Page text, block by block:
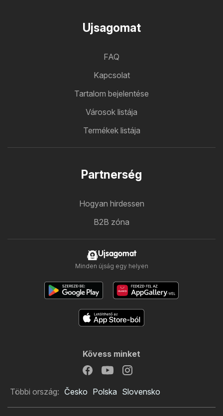
Ujsagomat
FAQ
Kapcsolat
Tartalom bejelentése
Városok listája
Termékek listája
Partnerség
Hogyan hirdessen
B2B zóna
Ujsagomat
Minden újság egy helyen
Kövess minket
Többi ország: Česko Polska Slovensko